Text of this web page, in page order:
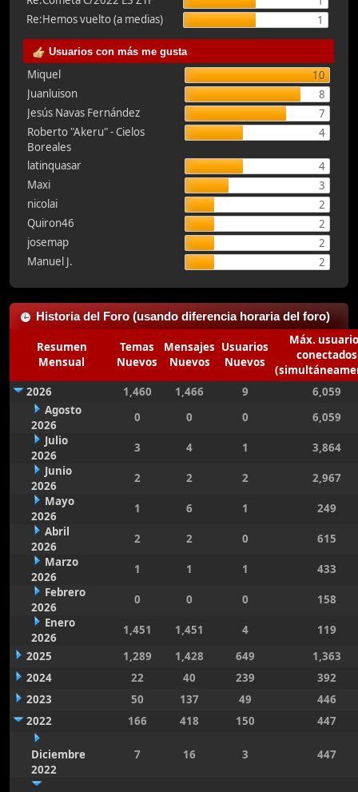
Re:Hemos vuelto (a medias)
1
Usuarios con más me gusta
Miquel
10
Juanluison
8
Jesús Navas Fernández
7
Roberto "Akeru" - Cielos
Boreales
4
latinquasar
4
Maxi
3
nicolai
2
Quiron46
2
josemap
2
Manuel J.
2
Historia del Foro (usando diferencia horaria del foro)
Resumen
Mensual
Temas
Nuevos
Mensajes
Nuevos
Usuarios
Nuevos
Máx.
conectados
2026
1,460 1,466 9
6,059
Agosto
2026
0 0 0
6,059
Julio
2026
3 4 1
3,864
Junio
2026
2 2 2
2,967
Mayo
2026
1 6 1
249
Abril
2026
2 2 0
615
Marzo
2026
1 1 1
433
Febrero
2026
0 0 0
158
Enero
2026
1,451 1,451 4
119
2025
1,289 1,428 649
1,363
2024
22 40 239
392
2023
50 137 49
446
2022
166 418 150 447
Diciembre
2022
7 16 3 447